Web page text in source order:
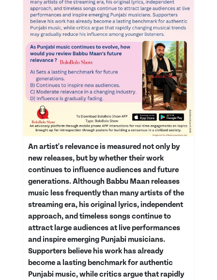
An artist's relevance is measured not only by
new releases, but by whether their work
continues to influence audiences and future
generations. Although Babbu Maan releases
music less frequently than many artists of the
streaming era, his original lyrics, independent
approach, and timeless songs continue to
attract large audiences at live performances
and inspire emerging Punjabi musicians.
Supporters believe his work has already
become a lasting benchmark for authentic
Punjabi music, while critics argue that rapidly